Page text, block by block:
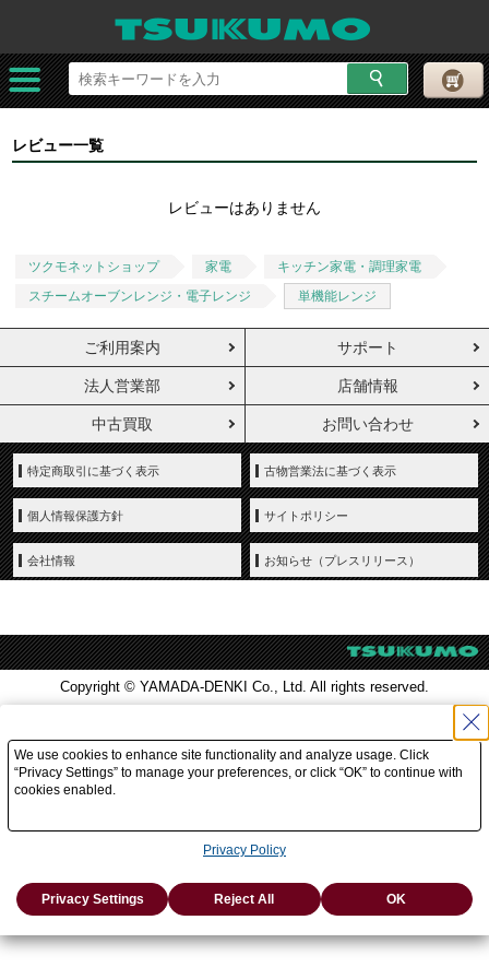
レビュー一覧
レビューはありません
ツクモネットショップ 家電
キッチン家電・調理家電
スチームオーブンレンジ・電子レンジ
単機能レンジ
ご利用案内 サポート
法人営業部 店舗情報
中古買取 お問い合わせ
特定商取引に基づく表示 古物営業法に基づく表示
個人情報保護方針 サイトポリシー
会社情報 お知らせ（プレスリリース）
Copyright © YAMADA-DENKI Co., Ltd. All rights reserved.
We use cookies to enhance site functionality and analyze usage. Click
“Privacy Settings” to manage your preferences, or click “OK” to continue with
cookies enabled.
Privacy Policy
Privacy Settings Reject All OK